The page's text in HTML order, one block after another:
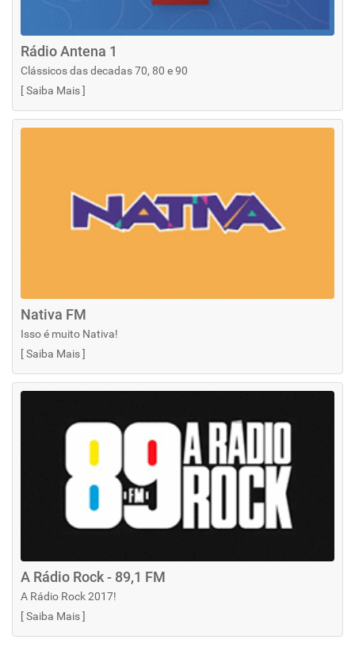
Rádio Antena 1
Clássicos das decadas 70, 80 e 90
[Saiba Mais]
Nativa FM
Isso é muito Nativa!
[Saiba Mais]
A Rádio Rock - 89,1 FM
A Rádio Rock 2017!
[Saiba Mais]